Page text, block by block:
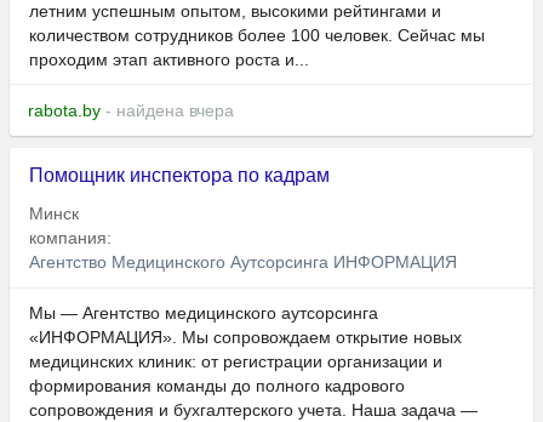
летним успешным опытом, высокими рейтингами и
количеством сотрудников более 100 человек. Сейчас мы
проходим этап активного роста и...
rabota.by - найдена вчера
Помощник инспектора по кадрам
Минск
компания:
Агентство Медицинского Аутсорсинга ИНФОРМАЦИЯ
Мы — Агентство медицинского аутсорсинга
«ИНФОРМАЦИЯ». Мы сопровождаем открытие новых
медицинских клиник: от регистрации организации и
формирования команды до полного кадрового
сопровождения и бухгалтерского учета. Наша задача —